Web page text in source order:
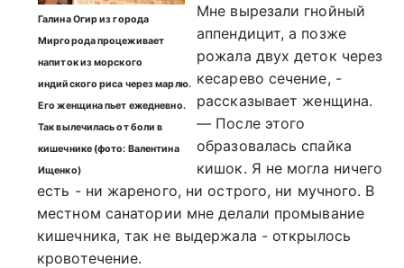
Галина Огир из города
Миргорода процеживает
напиток из морского
индийского риса через марлю.
Его женщина пьет ежедневно.
Так вылечилась от боли в
кишечнике (фото: Валентина
Ищенко)
Мне вырезали гнойный
аппендицит, а позже
рожала двух деток через
кесарево сечение, -
рассказывает женщина.
— После этого
образовалась спайка
кишок. Я не могла ничего
есть - ни жареного, ни острого, ни мучного. В
местном санатории мне делали промывание
кишечника, так не выдержала - открылось
кровотечение.